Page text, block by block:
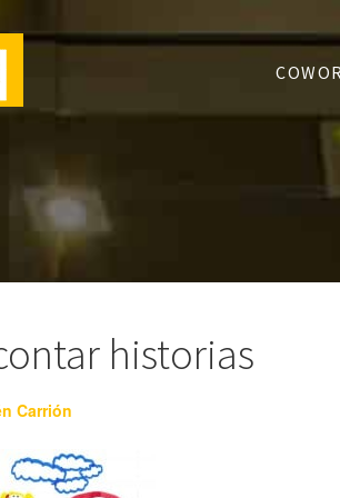
historias
Carrión